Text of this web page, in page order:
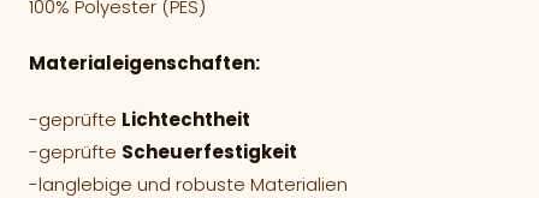
100% Polyester (PES)
Materialeigenschaften:
-geprüfte Lichtechtheit
-geprüfte Scheuerfestigkeit
-langlebige und robuste Materialien